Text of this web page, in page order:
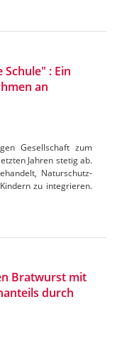
: Ein
an
Gesellschaft zum
Jahren stetig ab.
Naturschutz-
zu integrieren.
Bratwurst mit
durch